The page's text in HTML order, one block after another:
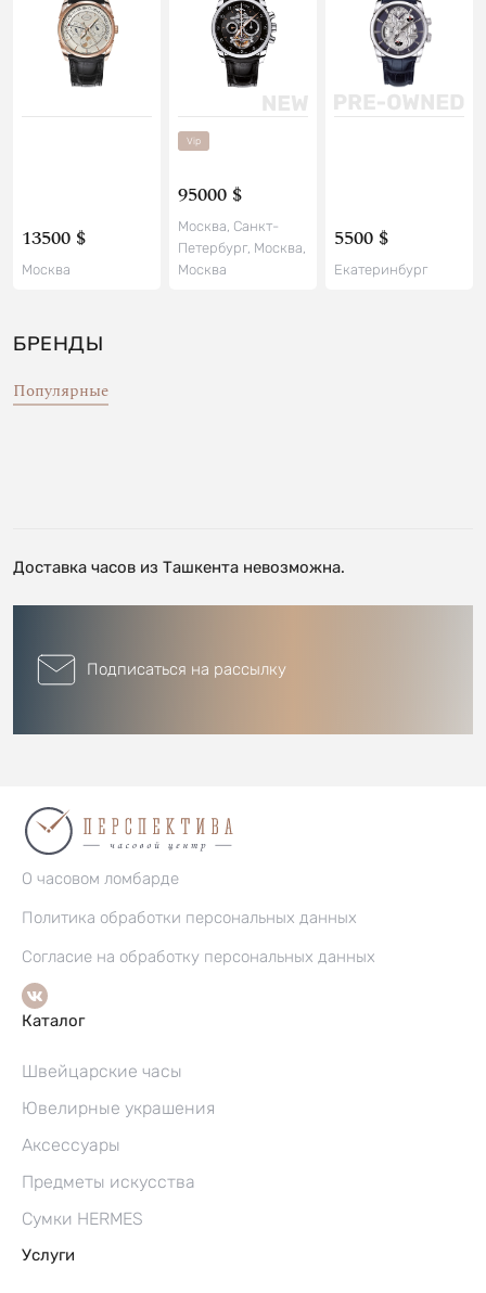
13500 $
Москва
Vip
95000 $
Москва, Санкт-
Петербург, Москва,
Москва
5500 $
Екатеринбург
БРЕНДЫ
Популярные
Доставка часов из Ташкента невозможна.
Подписаться на рассылку
О часовом ломбарде
Политика обработки персональных данных
Согласие на обработку персональных данных
Каталог
Швейцарские часы
Ювелирные украшения
Аксессуары
Предметы искусства
Сумки HERMES
Услуги